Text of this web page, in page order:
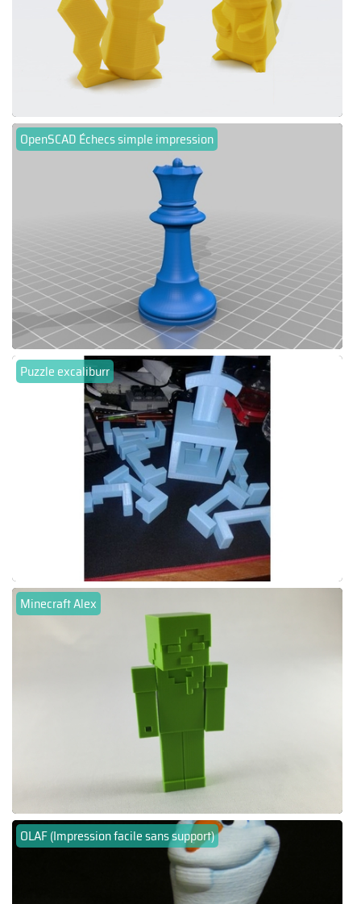
OpenSCAD Échecs simple impression
Puzzle excaliburr
Minecraft Alex
OLAF (Impression facile sans support)